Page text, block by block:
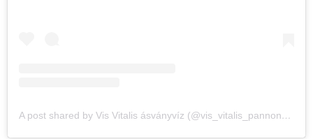
A post shared by Vis Vitalis ásványvíz (@vis_vitalis_pannonhalma)